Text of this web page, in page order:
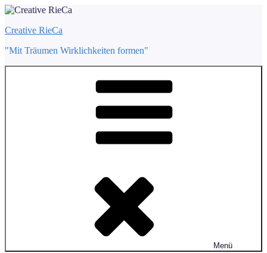
Zum
springen
Creative RieCa
"Mit Träumen Wirklichkeiten formen"
Menü